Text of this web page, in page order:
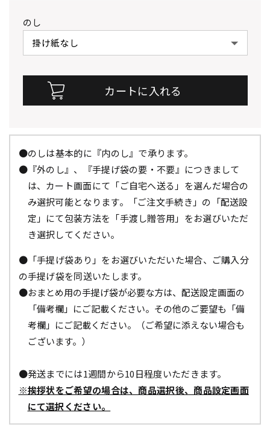
のし
●のしは基本的に『内のし』で承ります。
●『外のし』、『手提げ袋の要・不要』につきまして
は、カート画面にて「ご自宅へ送る」を選んだ場合の
み選択可能となります。「ご注文手続き」の「配送設
定」にて包装方法を「手渡し贈答用」をお選びいただ
き選択してください。
●「手提げ袋あり」をお選びいただいた場合、ご購入分
の手提げ袋を同送いたします。
●おまとめ用の手提げ袋が必要な方は、配送設定画面の
「備考欄」にご記載ください。その他のご要望も「備
考欄」にご記載ください。（ご希望に添えない場合も
ございます。）
●発送までには1週間から10日程度いただきます。
※挨拶状をご希望の場合は、商品選択後、商品設定画面
にて選択ください。